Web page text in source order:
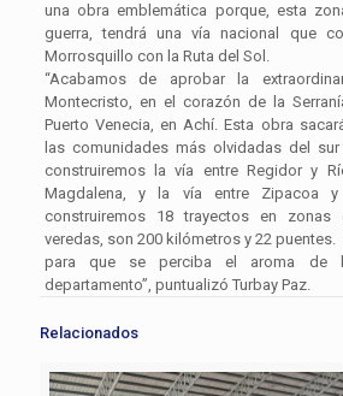
una obra emblemática porque, esta
guerra, tendrá una vía nacional que
Morrosquillo con la Ruta del Sol.
“Acabamos de aprobar la
Montecristo, en el corazón de la
Puerto Venecia, en Achí. Esta obra
las comunidades más olvidadas del
construiremos la vía entre Regidor y
Magdalena, y la vía entre Zipacoa y
construiremos 18 trayectos en zonas
veredas, son 200 kilómetros y 22
para que se perciba el aroma de
departamento”, puntualizó Turbay Paz.
Relacionados